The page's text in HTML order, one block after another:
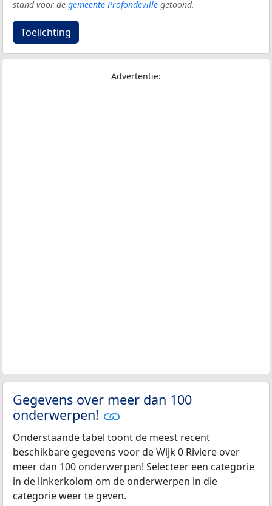
stand voor de gemeente Profondeville getoond.
Toelichting
Advertentie:
Gegevens over meer dan 100
onderwerpen!
Onderstaande tabel toont de meest recent
beschikbare gegevens voor de Wijk 0 Riviere over
meer dan 100 onderwerpen! Selecteer een categorie
in de linkerkolom om de onderwerpen in die
categorie weer te geven.